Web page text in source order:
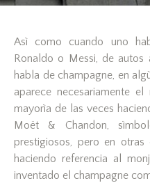
Asì como cuando uno
Ronaldo o Messi, de autos
habla de champagne, en
aparece necesariamente
mayorìa de las veces
Moët & Chandon,
prestigiosos, pero en otras
haciendo referencia al
inventado el champagne